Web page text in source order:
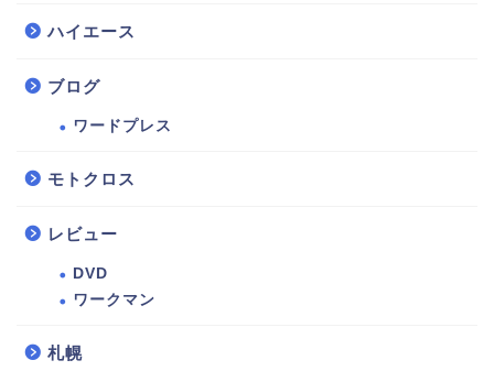
ハイエース
ブログ
ワードプレス
モトクロス
レビュー
DVD
ワークマン
札幌